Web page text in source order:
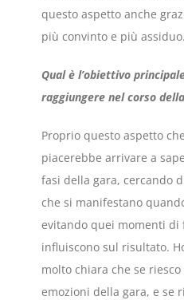
questo aspetto anche
più convinto e più assiduo.
Qual è l’obiettivo
raggiungere nel corso
Proprio questo aspetto
piacerebbe arrivare a
fasi della gara, cercando
che si manifestano
evitando quei momenti di
influiscono sul risultato.
molto chiara che se
emozioni della gara, e se